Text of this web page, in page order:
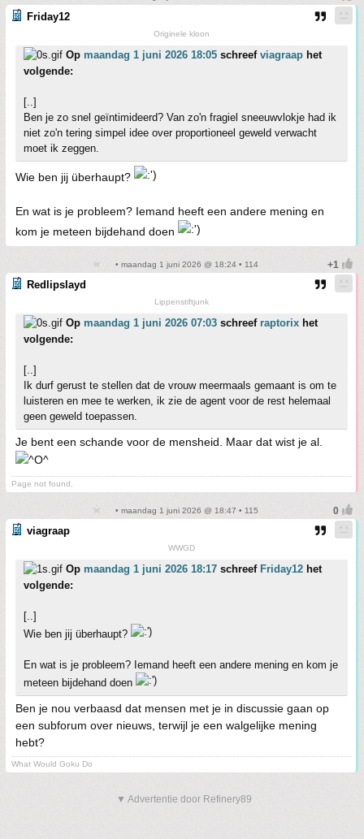
Friday12
Originele kloon
Op maandag 1 juni 2026 18:05 schreef viagraap het
volgende:
[..]
Ben je zo snel geïntimideerd? Van zo'n fragiel sneeuwvlokje had ik
niet zo'n tering simpel idee over proportioneel geweld verwacht
moet ik zeggen.
Wie ben jij überhaupt?
En wat is je probleem? Iemand heeft een andere mening en
kom je meteen bijdehand doen
• maandag 1 juni 2026 @ 18:24 • 114
Redlipslayd
Lippenstiftjunk
Op maandag 1 juni 2026 07:03 schreef raptorix het
volgende:
[..]
Ik durf gerust te stellen dat de vrouw meermaals gemaant is om te
luisteren en mee te werken, ik zie de agent voor de rest helemaal
geen geweld toepassen.
Je bent een schande voor de mensheid. Maar dat wist je al.
Page not found.
• maandag 1 juni 2026 @ 18:47 • 115
viagraap
WWGD
Op maandag 1 juni 2026 18:17 schreef Friday12 het
volgende:
[..]
Wie ben jij überhaupt?
En wat is je probleem? Iemand heeft een andere mening en kom je
meteen bijdehand doen
Ben je nou verbaasd dat mensen met je in discussie gaan op
een subforum over nieuws, terwijl je een walgelijke mening
hebt?
What Would Goku Do
▼ Advertentie door Refinery89